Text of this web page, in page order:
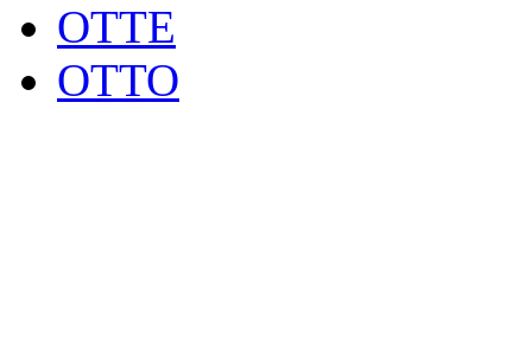
OTTE
OTTO